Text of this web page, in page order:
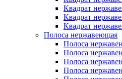
Квадрат
Квадрат
Квадрат
Полоса нержавеющая
Полоса
Полоса
Полоса
Полоса